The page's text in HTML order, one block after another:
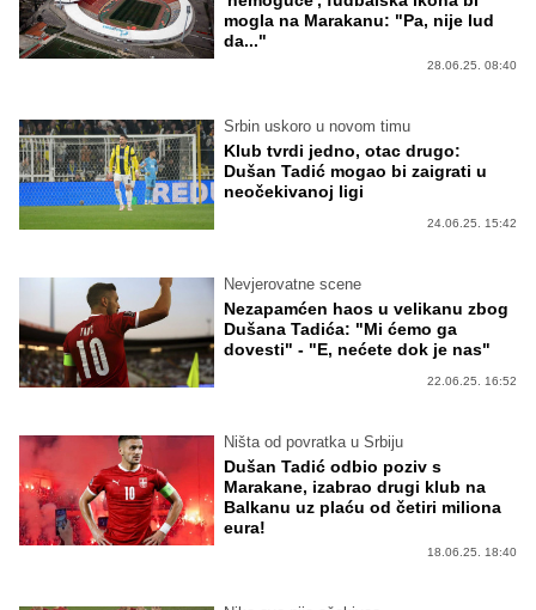
mogla na Marakanu: "Pa, nije lud
da..."
28.06.25. 08:40
Srbin uskoro u novom timu
Klub tvrdi jedno, otac drugo:
Dušan Tadić mogao bi zaigrati u
neočekivanoj ligi
24.06.25. 15:42
Nevjerovatne scene
Nezapamćen haos u velikanu zbog
Dušana Tadića: "Mi ćemo ga
dovesti" - "E, nećete dok je nas"
22.06.25. 16:52
Ništa od povratka u Srbiju
Dušan Tadić odbio poziv s
Marakane, izabrao drugi klub na
Balkanu uz plaću od četiri miliona
eura!
18.06.25. 18:40